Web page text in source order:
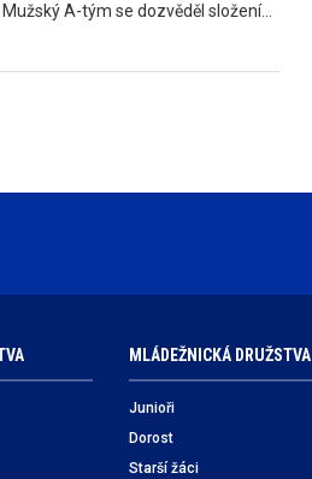
A-tým se dozvěděl složení…
MLÁDEŽNICKÁ DRUŽSTVA
Junioři
Dorost
Starší žáci